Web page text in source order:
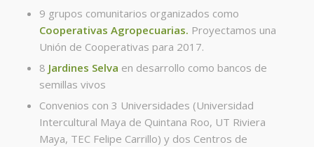
9 grupos comunitarios organizados como
Cooperativas Agropecuarias. Proyectamos una
Unión de Cooperativas para 2017.
8 Jardines Selva en desarrollo como bancos de
semillas vivos
Convenios con 3 Universidades (Universidad
Intercultural Maya de Quintana Roo, UT Riviera
Maya, TEC Felipe Carrillo) y dos Centros de